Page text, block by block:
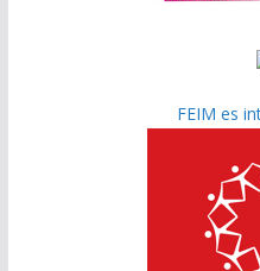
FEIM es